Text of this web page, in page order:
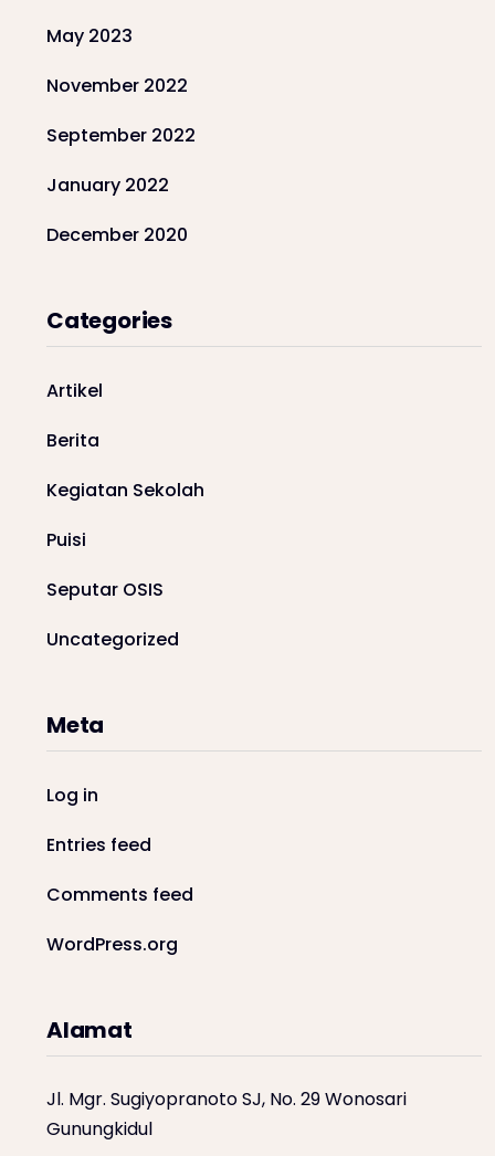
May 2023
November 2022
September 2022
January 2022
December 2020
Categories
Artikel
Berita
Kegiatan Sekolah
Puisi
Seputar OSIS
Uncategorized
Meta
Log in
Entries feed
Comments feed
WordPress.org
Alamat
Jl. Mgr. Sugiyopranoto SJ, No. 29 Wonosari
Gunungkidul